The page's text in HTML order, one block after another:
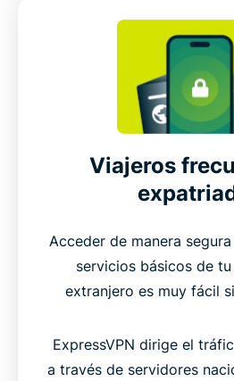
Viajeros
Acceder de manera
servicios básicos de
extranjero es muy fácil
ExpressVPN dirige el
a través de servidores